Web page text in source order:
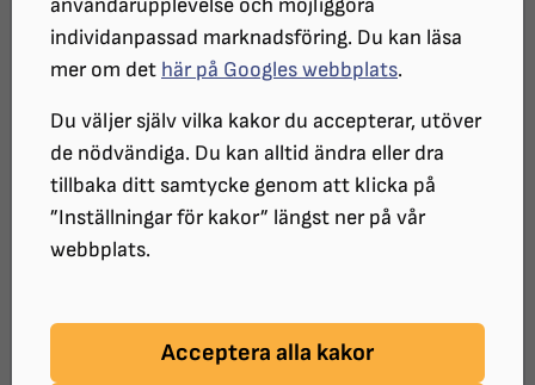
användarupplevelse och möjliggöra
individanpassad marknadsföring. Du kan läsa
mer om det här på Googles webbplats.
Du väljer själv vilka kakor du accepterar, utöver
de nödvändiga. Du kan alltid ändra eller dra
tillbaka ditt samtycke genom att klicka på
”Inställningar för kakor” längst ner på vår
webbplats.
Acceptera alla kakor
Logotyp blå för tryck (EPS)
Logotyp blå för digital användning (PNG)
Logotyp (negativ) för tryck (EPS)